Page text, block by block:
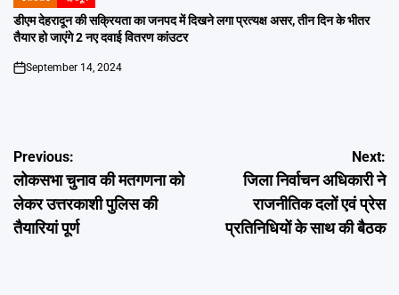
POSTED
IN
डीएम देहरादून की सक्रियता का जनपद में दिखने लगा प्रत्यक्ष असर, तीन दिन के भीतर
तैयार हो जाएंगे 2 नए दवाई वितरण कांउटर
on
September 14, 2024
Post
navigation
Previous:
लोकसभा चुनाव की मतगणना को
लेकर उत्तरकाशी पुलिस की
तैयारियां पूर्ण
Next:
जिला निर्वाचन अधिकारी ने
राजनीतिक दलों एवं प्रेस
प्रतिनिधियों के साथ की बैठक